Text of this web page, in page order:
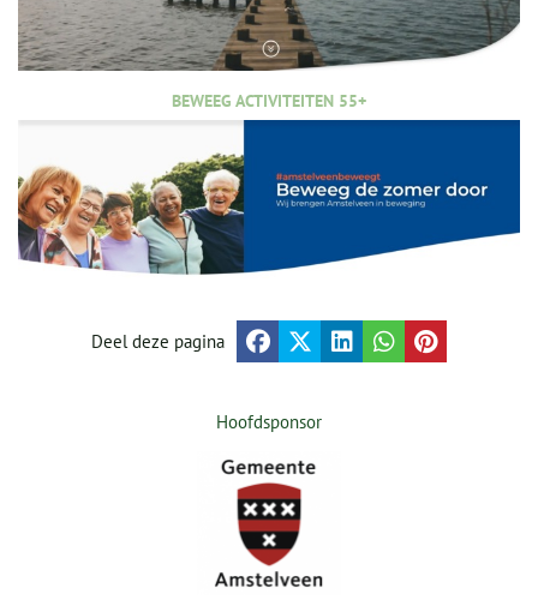
BEWEEG ACTIVITEITEN 55+
Deel deze pagina
Hoofdsponsor